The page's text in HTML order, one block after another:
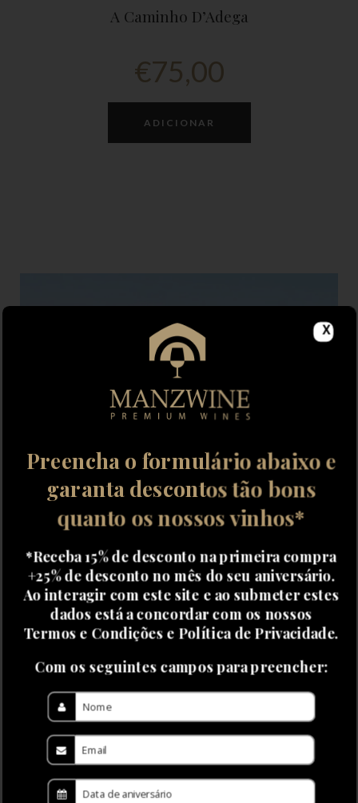
A Caminho D’Adega
€75,00
ADICIONAR
Manzwine Pela Estrada Fora
€119,00
Preencha o formulário abaixo e
garanta descontos tão bons
quanto os nossos vinhos*
*Receba 15% de desconto na primeira compra
+25% de desconto no mês do seu aniversário.
Ao interagir com este site e ao submeter estes
dados está a concordar com os nossos
Termos e Condições e Política de Privacidade.
Com os seguintes campos para preencher:
X